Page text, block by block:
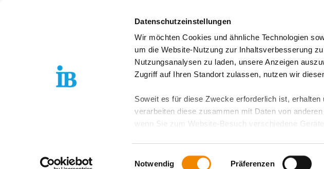
Datenschutzeinstellungen
Wir möchten Cookies und ähnliche Technologien
um die Website-Nutzung zur Inhaltsverbesserung
Nutzungsanalysen zu laden, unsere Anzeigen
Zugriff auf Ihren Standort zulassen, nutzen wir
Soweit es für diese Zwecke erforderlich ist,
verarbeiten diese zusammen mit Daten von
wenn Sie zum Website-Besuch verschiedene
zusätzlichen Risiken für Ihre Daten führen kann.
Einwilligungsauswahl
Notwendig Präferenzen
Angebote
Standorte Jobs & Karriere